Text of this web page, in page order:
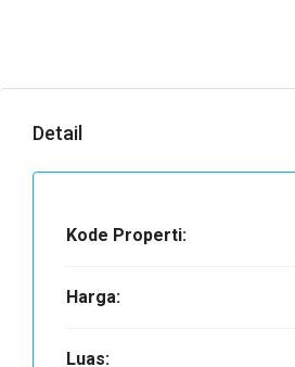
Detail
Kode Properti:
Harga:
Luas: